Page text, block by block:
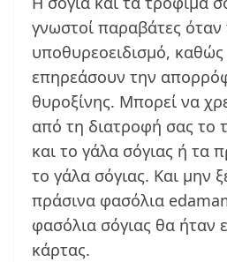
γνωστοί παραβάτες όταν
υποθυρεοειδισμό,
επηρεάσουν την
θυροξίνης. Μπορεί να
από τη διατροφή σας το
και το γάλα σόγιας ή τα
το γάλα σόγιας. Και μην
πράσινα φασόλια
φασόλια σόγιας θα ήταν
κάρτας.